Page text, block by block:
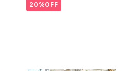
20%OFF